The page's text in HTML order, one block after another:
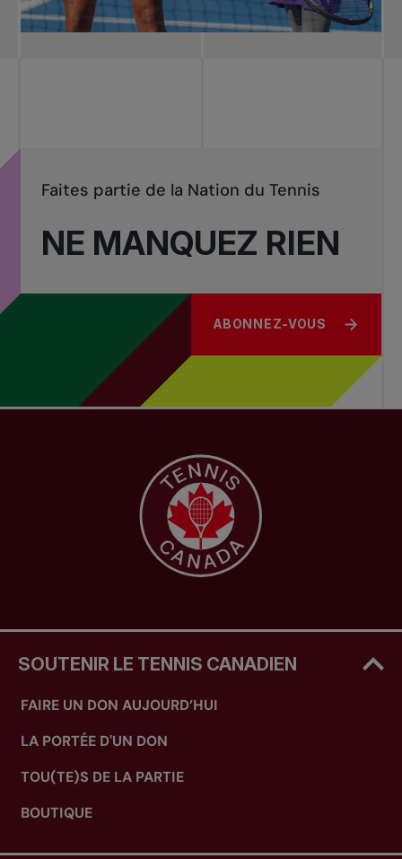
NE MANQUEZ RIEN
Faites partie de la Nation du Tennis
ABONNEZ-VOUS
SOUTENIR LE TENNIS CANADIEN
FAIRE UN DON AUJOURD’HUI
LA PORTÉE D'UN DON
TOU(TE)S DE LA PARTIE
BOUTIQUE